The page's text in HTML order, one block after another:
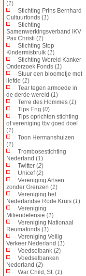
(1)
Stichting Prins Bernhard
Cultuurfonds (1)
Stichting
Samenwerkingsverband IKV
Pax Christi (1)
Stichting Stop
Kindermisbruik (1)
Stichting Wereld Kanker
Onderzoek Fonds (1)
Stuur een bloemetje met
liefde (1)
Tear tegen armoede in
de derde wereld (1)
Terre des Hommes (1)
Tips Eng (0)
Tips oprichten stichting
of vereniging tbv goed doel
(1)
Toon Hermanshuizen
(1)
Trombosestichting
Nederland (1)
Twitter (2)
Unicef (2)
Vereniging Artsen
zonder Grenzen (1)
Vereniging het
Nederlandse Rode Kruis (1)
Vereniging
Milieudefensie (1)
Vereniging Nationaal
Reumafonds (1)
Vereniging Veilig
Verkeer Nederland (1)
Voedselbank (2)
Voedselbanken
Nederland (2)
War Child, St. (1)